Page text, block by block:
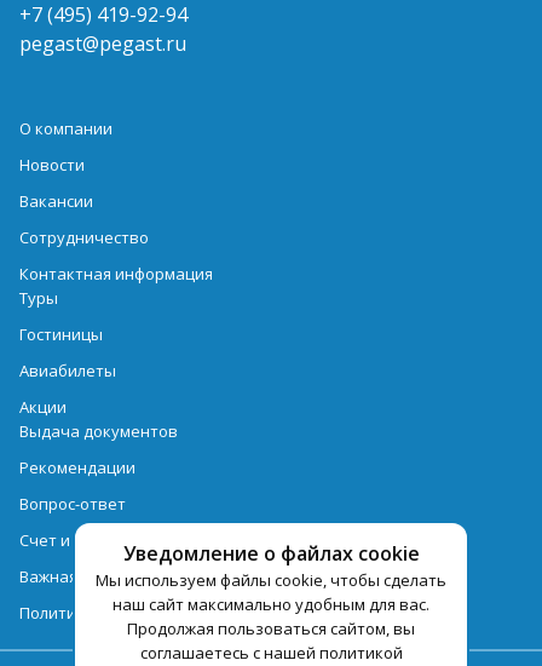
Уведомление о файлах cookie
Мы используем файлы cookie, чтобы сделать
наш сайт максимально удобным для вас.
Продолжая пользоваться сайтом, вы
соглашаетесь с нашей политикой
+7 (495) 419-92-94
pegast@pegast.ru
О компании
Новости
Вакансии
Сотрудничество
Контактная информация
Туры
Гостиницы
Авиабилеты
Акции
Выдача документов
Рекомендации
Вопрос-ответ
Счет и оплата
Важная информация по турпродукту
Политика обработки персональных данных